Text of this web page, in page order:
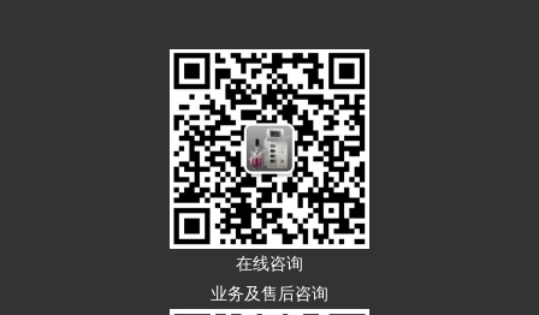
在线咨询
业务及售后咨询